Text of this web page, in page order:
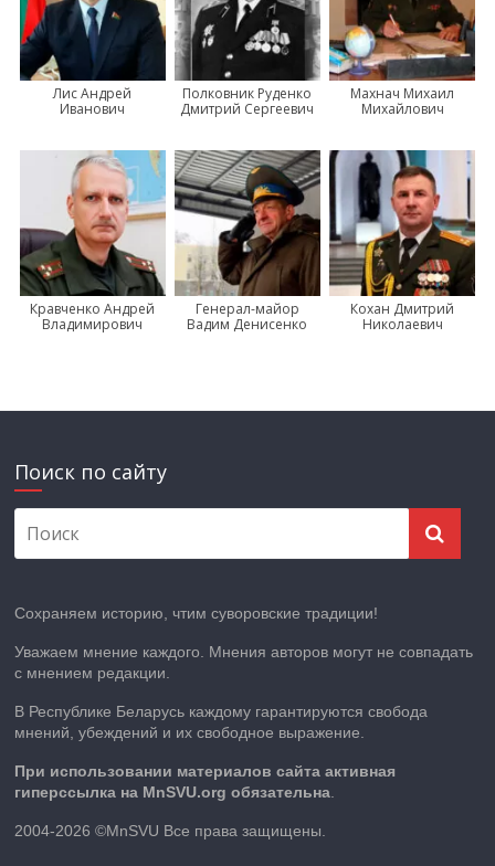
Лис Андрей
Иванович
Полковник Руденко
Дмитрий Сергеевич
Махнач Михаил
Михайлович
Кравченко Андрей
Владимирович
Генерал-майор
Вадим Денисенко
Кохан Дмитрий
Николаевич
Поиск по сайту
Сохраняем историю, чтим суворовские традиции!
Уважаем мнение каждого. Мнения авторов могут не совпадать
с мнением редакции.
В Республике Беларусь каждому гарантируются свобода
мнений, убеждений и их свободное выражение.
При использовании материалов сайта активная
гиперссылка на MnSVU.org обязательна
2004-2026 ©MnSVU Все права защищены.